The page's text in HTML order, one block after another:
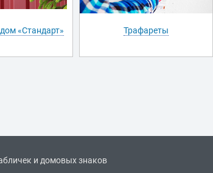
«Стандарт» Трафареты
и домовых знаков